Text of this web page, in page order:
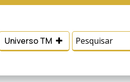
Universo TM